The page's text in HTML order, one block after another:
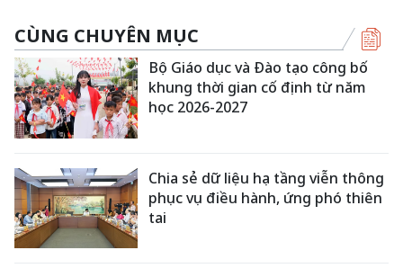
CÙNG CHUYÊN MỤC
Bộ Giáo dục và Đào tạo công bố
khung thời gian cố định từ năm
học 2026-2027
Chia sẻ dữ liệu hạ tầng viễn thông
phục vụ điều hành, ứng phó thiên
tai